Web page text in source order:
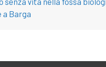
a Barga